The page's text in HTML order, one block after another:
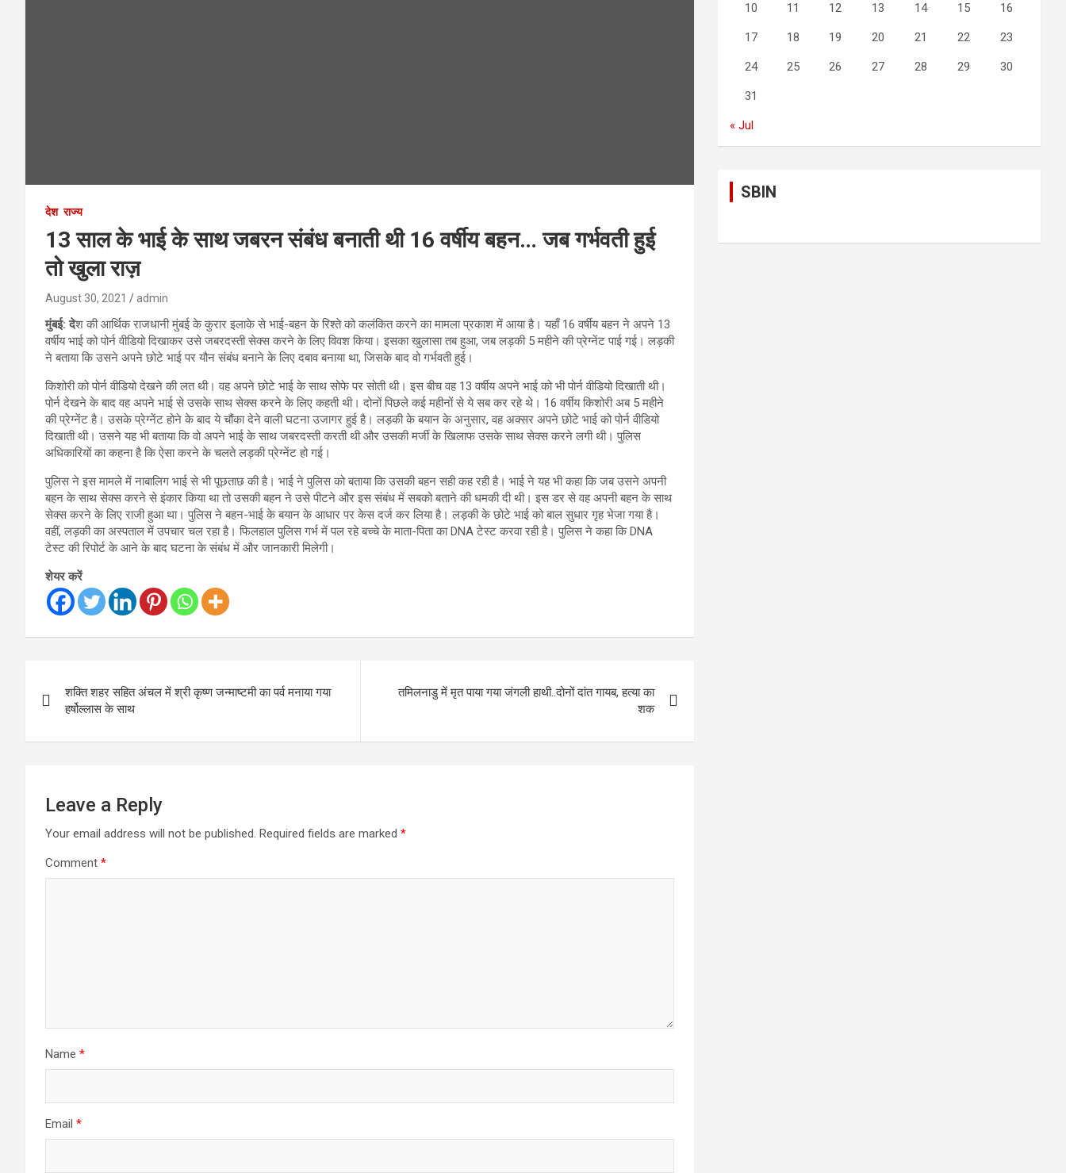
देश राज्य
13 साल के भाई के साथ जबरन संबंध बनाती थी 16 वर्षीय बहन… जब गर्भवती हुई
तो खुला राज़
August 30, 2021 admin
मुंबई: देश की आर्थिक राजधानी मुंबई के कुरार इलाके से भाई-बहन के रिश्ते को कलंकित करने का मामला प्रकाश में आया है। यहाँ 16 वर्षीय बहन ने अपने 13
वर्षीय भाई को पोर्न वीडियो दिखाकर उसे जबरदस्ती सेक्स करने के लिए विवश किया। इसका खुलासा तब हुआ, जब लड़की 5 महीने की प्रेग्नेंट पाई गई। लड़की
ने बताया कि उसने अपने छोटे भाई पर यौन संबंध बनाने के लिए दबाव बनाया था, जिसके बाद वो गर्भवती हुई।
किशोरी को पोर्न वीडियो देखने की लत थी। वह अपने छोटे भाई के साथ सोफे पर सोती थी। इस बीच वह 13 वर्षीय अपने भाई को भी पोर्न वीडियो दिखाती थी।
पोर्न देखने के बाद वह अपने भाई से उसके साथ सेक्स करने के लिए कहती थी। दोनों पिछले कई महीनों से ये सब कर रहे थे। 16 वर्षीय किशोरी अब 5 महीने
की प्रेग्नेंट है। उसके प्रेग्नेंट होने के बाद ये चौंका देने वाली घटना उजागर हुई है। लड़की के बयान के अनुसार, वह अक्सर अपने छोटे भाई को पोर्न वीडियो
दिखाती थी। उसने यह भी बताया कि वो अपने भाई के साथ जबरदस्ती करती थी और उसकी मर्जी के खिलाफ उसके साथ सेक्स करने लगी थी। पुलिस
अधिकारियों का कहना ​है कि ऐसा करने के चलते लड़की प्रेग्नेंट हो गई।
पुलिस ने इस मामले में नाबालिग भाई से भी पूछताछ की है। भाई ने पुलिस को बताया कि उसकी बहन सही कह रही है। भाई ने यह भी कहा कि जब उसने अपनी
बहन के साथ सेक्स करने से इंकार किया था तो उसकी बहन ने उसे पीटने और इस संबंध में सबको बताने की धमकी दी थी। इस डर से वह अपनी बहन के साथ
सेक्स करने के लिए राजी हुआ था। पुलिस ने बहन-भाई के बयान के आधार पर केस दर्ज कर लिया है। लड़की के छोटे भाई को बाल सुधार गृह भेजा गया है।
वहीं, लड़की का अस्पताल में उपचार चल रहा है। फिलहाल पुलिस गर्भ में पल रहे बच्चे के माता-पिता का DNA टेस्ट करवा रही है। पुलिस ने कहा कि DNA
टेस्ट की रिपोर्ट के आने के बाद घटना के संबंध में और जानकारी मिलेगी।
शेयर करें
navigation
शक्ति शहर सहित अंचल में श्री कृष्ण जन्माष्टमी का पर्व मनाया गया
हर्षोल्लास के साथ
तमिलनाडु में मृत पाया गया जंगली हाथी..दोनों दांत गायब, हत्या का
शक
Leave a Reply
Your email address will not be published. Required fields are marked *
Comment *
Name *
Email *
10 11 12 13 14 15 16
17 18 19 20 21 22 23
24 25 26 27 28 29 30
31
« Jul
SBIN